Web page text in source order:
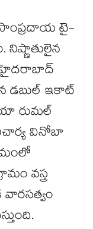
సాంప్రదాయ టై-
నిష్ణాతులైన
హైదరాబాద్
డబుల్ ఇకాట్
రుమల్
ఆచార్య వినోబా
వస్త్ర